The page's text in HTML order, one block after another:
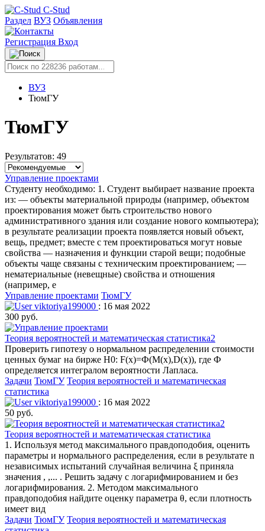
C-Stud
Раздел ВУЗ Объявления
Регистрация Вход
ВУЗ
ТюмГУ
ТюмГУ
Результатов: 49
Управление проектами
Студенту необходимо: 1. Студент выбирает название проекта
из: — объекты материальной природы (например, объектом
проектирования может быть строительство нового
административного здания или создание нового компьютера);
в результате реализации проекта появляется новый объект,
вещь, предмет; вместе с тем проектироваться могут новые
свойства — назначения и функции старой вещи; подобные
объекты чаще связаны с техническим проектированием; —
нематериальные (невещные) свойства и отношения
(например, е
Управление проектами ТюмГУ
viktoriya199000 : 16 мая 2022
300 руб.
Теория вероятностей и математическая статистика2
Проверить гипотезу о нормальном распределении стоимости
ценных бумаг на бирже H0: F(x)=Ф(M(x),D(x)), где Ф
определяется интегралом вероятности Лапласа.
Задачи ТюмГУ Теория вероятностей и математическая
статистика
viktoriya199000 : 16 мая 2022
50 руб.
Теория вероятностей и математическая статистика
1. Используя метод максимального правдоподобия, оценить
параметры и нормального распределения, если в результате n
независимых испытаний случайная величина ξ приняла
значения , ,... . Решить задачу с логарифмированием и без
логарифмирования. 2. Методом максимального
правдоподобия найдите оценку параметра θ, если плотность
имеет вид
Задачи ТюмГУ Теория вероятностей и математическая